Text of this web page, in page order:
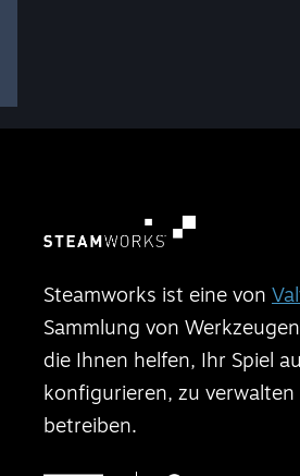
Steamworks ist eine von
Sammlung von
die Ihnen helfen, Ihr Spiel
konfigurieren, zu verwalten
betreiben.